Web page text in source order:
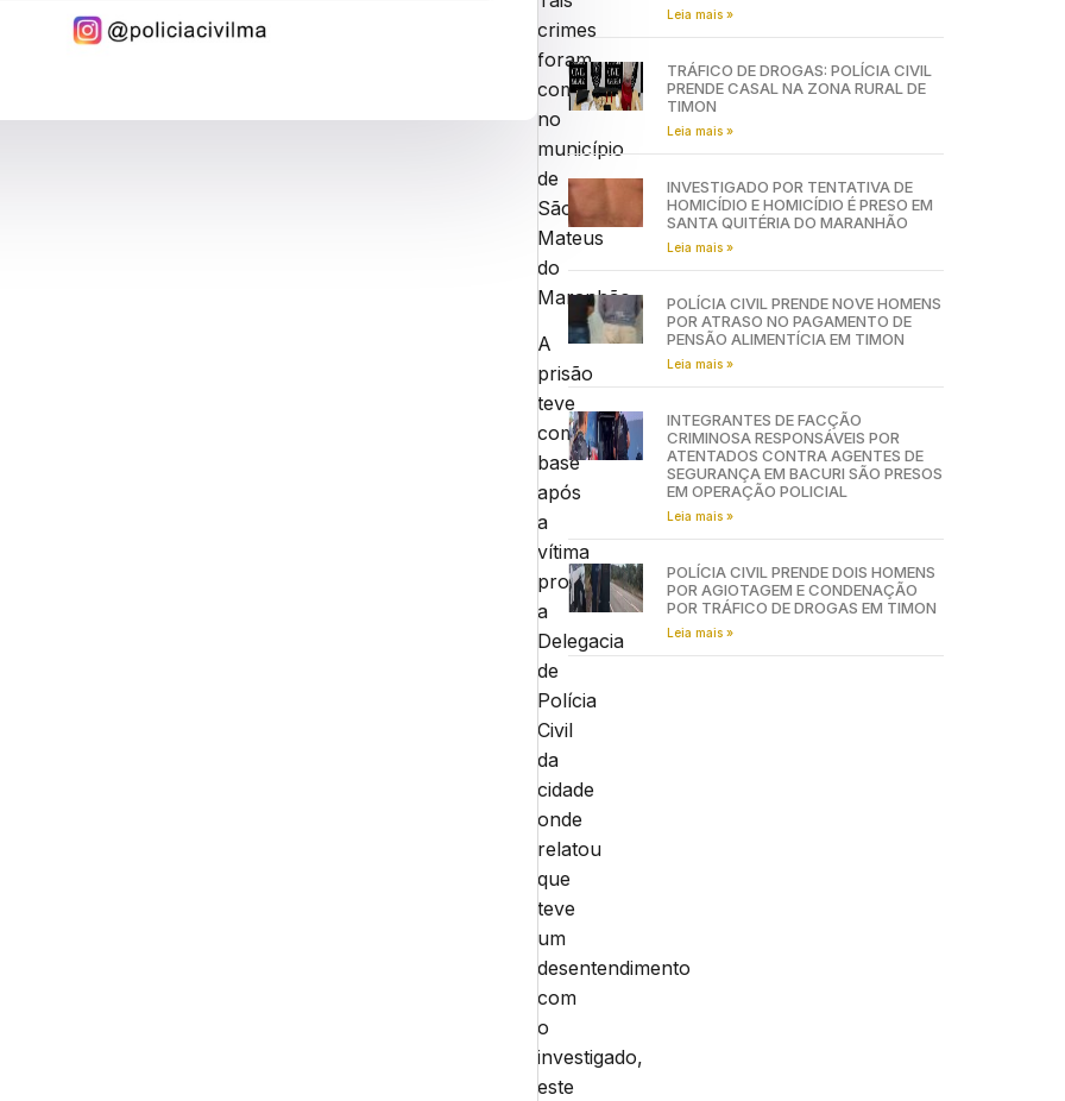
crimes
foram
cometidos
no
município
de
São
Mateus
do
Maranhão.
A
prisão
teve
com
base
após
a
vítima
procurar
a
Delegacia
de
Polícia
Civil
da
cidade
onde
relatou
que
teve
um
desentendimento
com
o
investigado,
este
Leia mais »
TRÁFICO DE DROGAS: POLÍCIA CIVIL
PRENDE CASAL NA ZONA RURAL DE
TIMON
Leia mais »
INVESTIGADO POR TENTATIVA DE
HOMICÍDIO E HOMICÍDIO É PRESO EM
SANTA QUITÉRIA DO MARANHÃO
Leia mais »
POLÍCIA CIVIL PRENDE NOVE HOMENS
POR ATRASO NO PAGAMENTO DE
PENSÃO ALIMENTÍCIA EM TIMON
Leia mais »
INTEGRANTES DE FACÇÃO
CRIMINOSA RESPONSÁVEIS POR
ATENTADOS CONTRA AGENTES DE
SEGURANÇA EM BACURI SÃO PRESOS
EM OPERAÇÃO POLICIAL
Leia mais »
POLÍCIA CIVIL PRENDE DOIS HOMENS
POR AGIOTAGEM E CONDENAÇÃO
POR TRÁFICO DE DROGAS EM TIMON
Leia mais »